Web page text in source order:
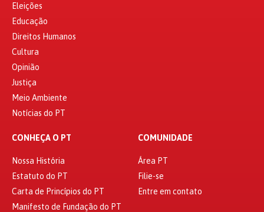
Eleições
Educação
Direitos Humanos
Cultura
Opinião
Justiça
Meio Ambiente
Notícias do PT
CONHEÇA O PT
Nossa História
Estatuto do PT
Carta de Princípios do PT
Manifesto de Fundação do PT
COMUNIDADE
Área PT
Filie-se
Entre em contato